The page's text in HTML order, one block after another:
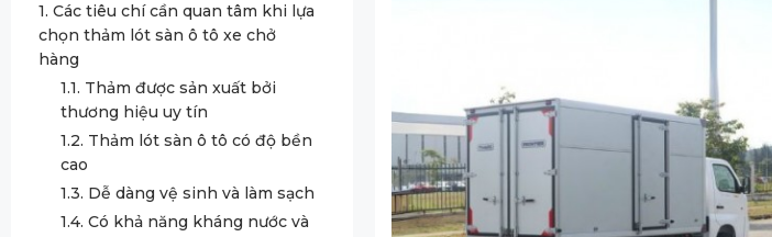
1. Các tiêu chí cần quan tâm khi lựa
chọn thảm lót sàn ô tô xe chở
hàng
1.1. Thảm được sản xuất bởi
thương hiệu uy tín
1.2. Thảm lót sàn ô tô có độ bền
cao
1.3. Dễ dàng vệ sinh và làm sạch
1.4. Có khả năng kháng nước và